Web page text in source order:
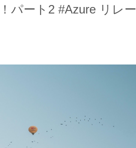
パート2 #Azure リレー